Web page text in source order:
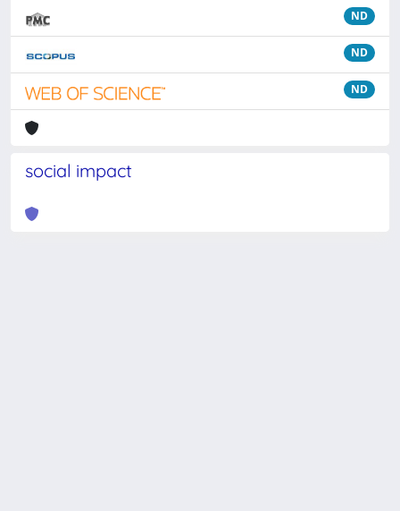
ND
ND
ND
social impact